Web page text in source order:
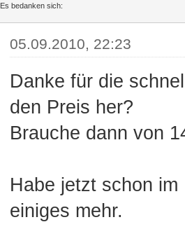
Es bedanken sich:
05.09.2010, 22:23
Danke für die
den Preis her?
Brauche dann von
Habe jetzt schon
einiges mehr.